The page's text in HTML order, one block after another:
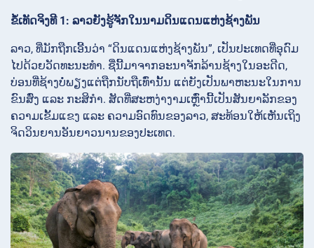
ຂໍ້ເທັດຈິງທີ 1: ລາວຍັງຮູ້ຈັກໃນນາມດິນແດນແຫ່ງຊ້າງພັນ
ລາວ, ທີ່ມັກຖືກເອີ້ນວ່າ “ດິນແດນແຫ່ງຊ້າງພັນ”, ເປັນປະເທດທີ່ອຸດົມ
ໄປດ້ວຍວັດທະນະທຳ. ຊື່ນີ້ມາຈາກອະນາຈັກລ້ານຊ້າງໃນອະດີດ,
ບ່ອນທີ່ຊ້າງບໍ່ພຽງແຕ່ຖືກນັບຖືເທົ່ານັ້ນ ແຕ່ຍັງເປັນພາຫະນະໃນການ
ຂົນສົ່ງ ແລະ ກະສິກໍາ. ສັດທີ່ສະຫງ່າງາມເຫຼົ່ານີ້ເປັນສັນຍາລັກຂອງ
ຄວາມເຂັ້ມແຂງ ແລະ ຄວາມອົດທົນຂອງລາວ, ສະທ້ອນໃຫ້ເຫັນເຖິງ
ຈິດວິນຍານອັນຍາວນານຂອງປະເທດ.